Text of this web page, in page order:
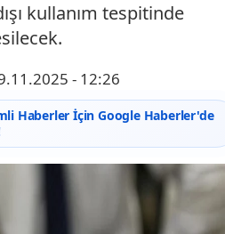
kullanım tespitinde
- 12:26
Haberler İçin Google Haberler'de